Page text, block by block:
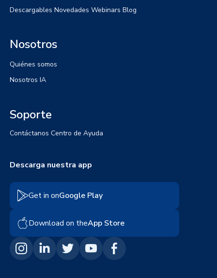
Descargables Novedades Webinars Blog
Nosotros
Quiénes somos
Nosotros IA
Soporte
Contáctanos Centro de Ayuda
Descarga nuestra app
Get in onGoogle Play
Download on theApp Store